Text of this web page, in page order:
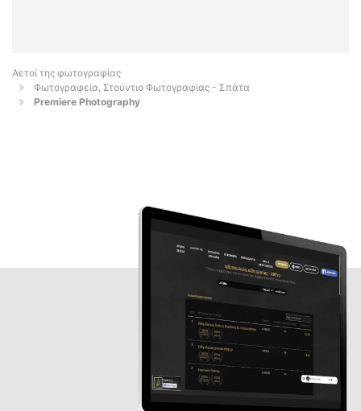
Αετοί της φωτογραφίας
Φωτογραφεία, Στούντιο Φωτογραφίας - Σπάτα
Premiere Photography